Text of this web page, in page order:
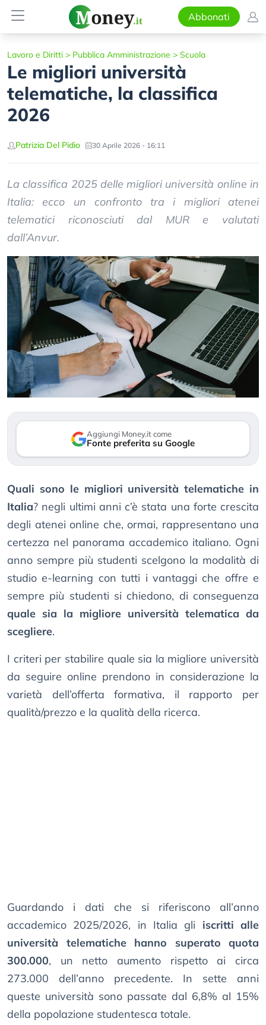
Abbonati
Lavoro e Diritti > Pubblica Amministrazione > Scuola
Le migliori università
telematiche, la classifica
2026
Patrizia Del Pidio 30 Aprile 2026 - 16:11
La classifica 2025 delle migliori università online in
Italia: ecco un confronto tra i migliori atenei
telematici riconosciuti dal MUR e valutati
dall’Anvur.
Aggiungi Money.it come
Fonte preferita su Google
Quali sono le migliori università telematiche in
Italia? negli ultimi anni c’è stata una forte crescita
degli atenei online che, ormai, rappresentano una
certezza nel panorama accademico italiano. Ogni
anno sempre più studenti scelgono la modalità di
studio e-learning con tutti i vantaggi che offre e
sempre più studenti si chiedono, di conseguenza
quale sia la migliore università telematica da
scegliere.
I criteri per stabilire quale sia la migliore università
da seguire online prendono in considerazione la
varietà dell’offerta formativa, il rapporto per
qualità/prezzo e la qualità della ricerca.
Guardando i dati che si riferiscono all’anno
accademico 2025/2026, in Italia gli iscritti alle
università telematiche hanno superato quota
300.000, un netto aumento rispetto ai circa
273.000 dell’anno precedente. In sette anni
queste università sono passate dal 6,8% al 15%
della popolazione studentesca totale.